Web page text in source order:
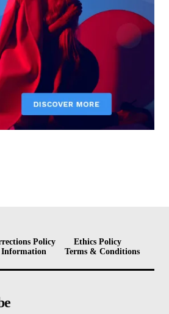
Policy
Ethics Policy
Terms & Conditions